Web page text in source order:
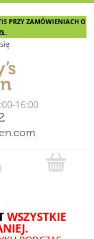
PRZY ZAMÓWIENIACH O
16:00
WSZYSTKIE